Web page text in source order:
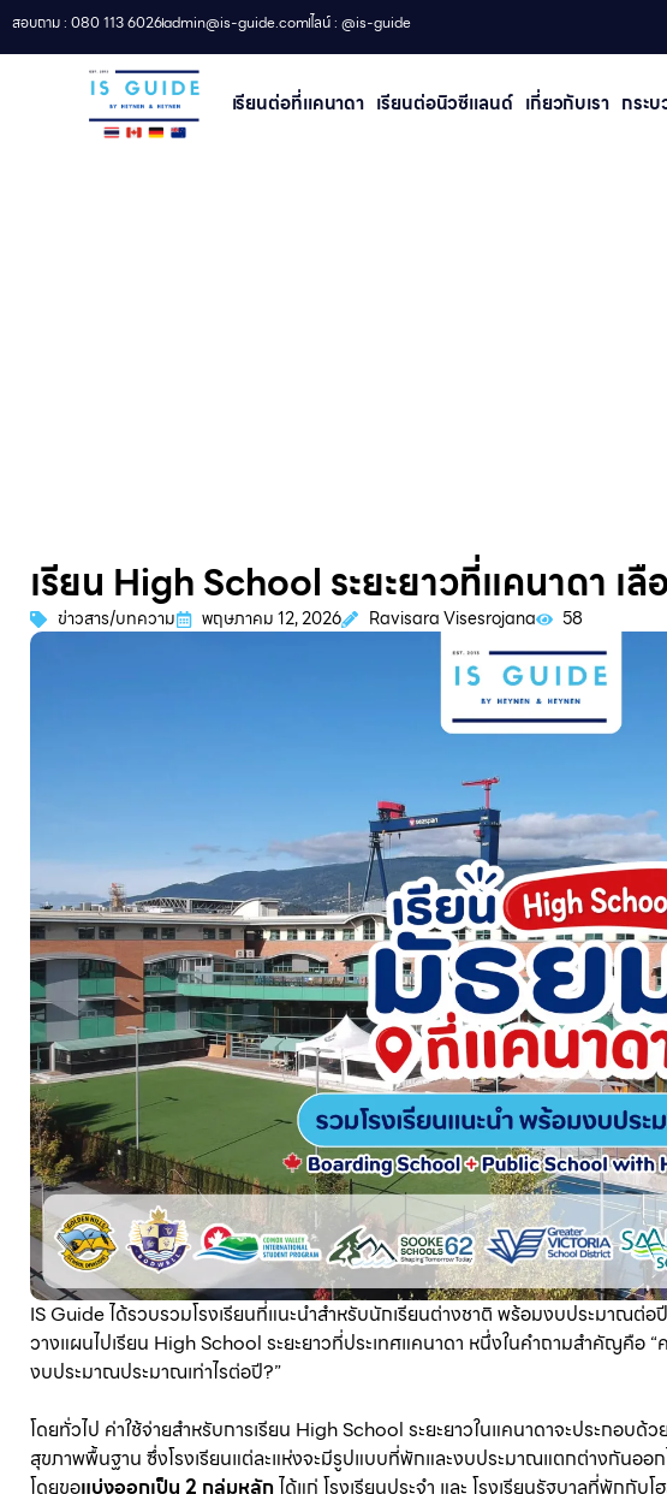
สอบถาม : 080 113 6026admin@is-guide.comไลน์ : @is-guide
เรียนต่อที่เเคนาดา เรียนต่อนิวซีแลนด์​ เกี่ยวกับเรา กระบ
ข่าวสาร/บทคว
เรียน High School ระยะยาวที่แคนาดา เลื
ข่าวสาร/บทความ พฤษภาคม 12, 2026 Ravisara Visesrojana 58
IS Guide ได้รวบรวมโรงเรียนที่แนะนำสำหรับนักเรียนต่างชาติ พร้อมงบประมาณต่
วางแผนไปเรียน High School ระยะยาวที่ประเทศแคนาดา หนึ่งในคำถามสำคัญคือ “
งบประมาณประมาณเท่าไรต่อปี?”
โดยทั่วไป ค่าใช้จ่ายสำหรับการเรียน High School ระยะยาวในแคนาดาจะประกอบด้
สุขภาพพื้นฐาน ซึ่งโรงเรียนแต่ละแห่งจะมีรูปแบบที่พักและงบประมาณแตกต่างกันออก
โดยขอแบ่งออกเป็น 2 กลุ่มหลักได้แก่ โรงเรียนประจำ และ โรงเรียนรัฐบาลที่พักกับ